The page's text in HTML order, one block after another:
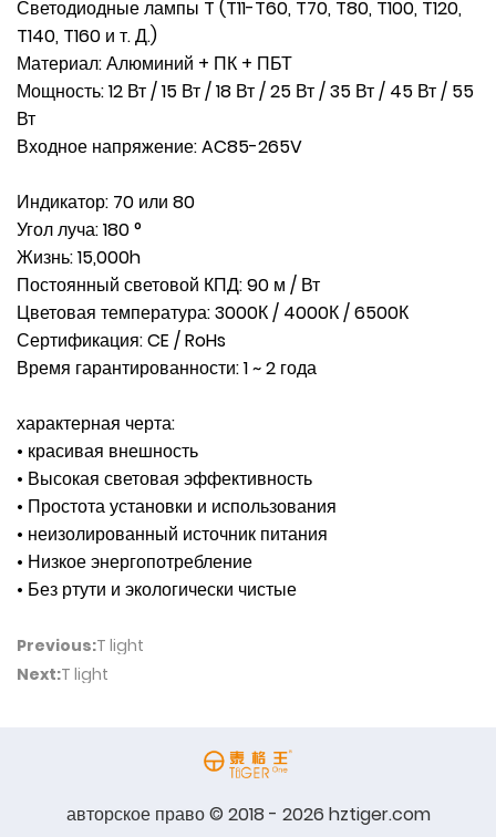
Светодиодные лампы T (T11-T60, T70, T80, T100, T120,
T140, T160 и т. Д.)
Материал: Алюминий + ПК + ПБТ
Мощность: 12 Вт / 15 Вт / 18 Вт / 25 Вт / 35 Вт / 45 Вт / 55
Вт
Входное напряжение: AC85-265V
Индикатор: 70 или 80
Угол луча: 180 °
Жизнь: 15,000h
Постоянный световой КПД: 90 м / Вт
Цветовая температура: 3000К / 4000К / 6500К
Сертификация: CE / RoHs
Время гарантированности: 1 ~ 2 года
характерная черта:
• красивая внешность
• Высокая световая эффективность
• Простота установки и использования
• неизолированный источник питания
• Низкое энергопотребление
• Без ртути и экологически чистые
Previous:T light
Next:T light
авторское право © 2018 - 2026 hztiger.com